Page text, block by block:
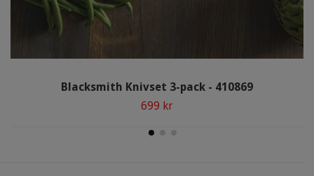
Blacksmith Knivset 3-pack - 410869
699 kr